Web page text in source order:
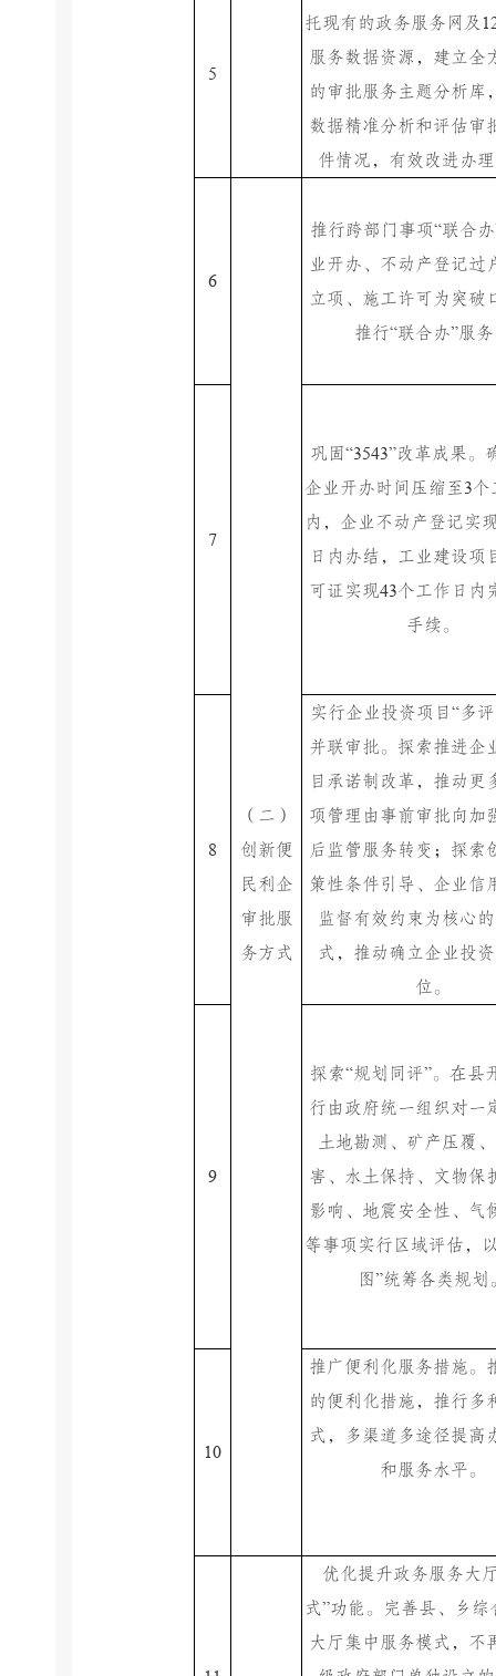
5
托现有的政务服务网及
服务数据资源，建立全
的审批服务主题分析库
数据精准分析和评估审
件情况，有效改进办
6
（二）
创新便
民利企
审批服
务方式
推行跨部门事项“联合办
业开办、不动产登记过
立项、施工许可为突破
推行“联合办”服
7
巩固“3543”改革成果。
企业开办时间压缩至3个
内，企业不动产登记实
日内办结，工业建设项
可证实现43个工作日内
手续。
8
实行企业投资项目 “多
并联审批。探索推进企
目承诺制改革，推动更
项管理由事前审批向加
后监管服务转变；探索
策性条件引导、企业信
监督有效约束为核心
式，推动确立企业投
位。
9
探索“规划同评”。在县
行由政府统一组织对一
土地勘测、矿产压覆
害、水土保持、文物保
影响、地震安全性、气
等事项实行区域评估，
图”统筹各类规划
10
推广便利化服务措施。
的便利化措施，推行多
式，多渠道多途径提高
和服务水平。
优化提升政务服务大
式”功能。完善县、乡综
大厅集中服务模式，不